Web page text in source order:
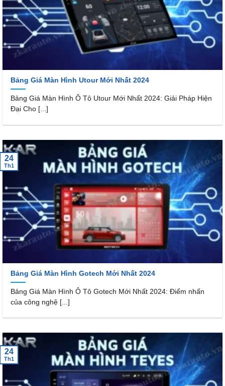
Bảng Giá Màn Hình Utour Mới Nhất 2024
Bảng Giá Màn Hình Ô Tô Utour Mới Nhất 2024: Giải Pháp Hiện
Đại Cho [...]
Bảng Giá Màn Hình Gotech Mới Nhất 2024
Bảng Giá Màn Hình Ô Tô Gotech Mới Nhất 2024: Điểm nhấn
của công nghệ [...]
24
Th1
24
Th1